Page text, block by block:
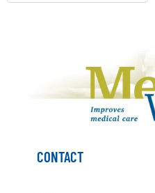
CONTACT